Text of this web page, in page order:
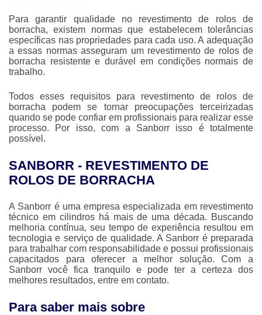
Para garantir qualidade no revestimento de rolos de
borracha, existem normas que estabelecem tolerâncias
específicas nas propriedades para cada uso. A adequação
a essas normas asseguram um revestimento de rolos de
borracha resistente e durável em condições normais de
trabalho.
Todos esses requisitos para revestimento de rolos de
borracha podem se tornar preocupações terceirizadas
quando se pode confiar em profissionais para realizar esse
processo. Por isso, com a Sanborr isso é totalmente
possível.
SANBORR - REVESTIMENTO DE
ROLOS DE BORRACHA
A Sanborr é uma empresa especializada em revestimento
técnico em cilindros há mais de uma década. Buscando
melhoria contínua, seu tempo de experiência resultou em
tecnologia e serviço de qualidade. A Sanborr é preparada
para trabalhar com responsabilidade e possui profissionais
capacitados para oferecer a melhor solução. Com a
Sanborr você fica tranquilo e pode ter a certeza dos
melhores resultados, entre em contato.
Para saber mais sobre